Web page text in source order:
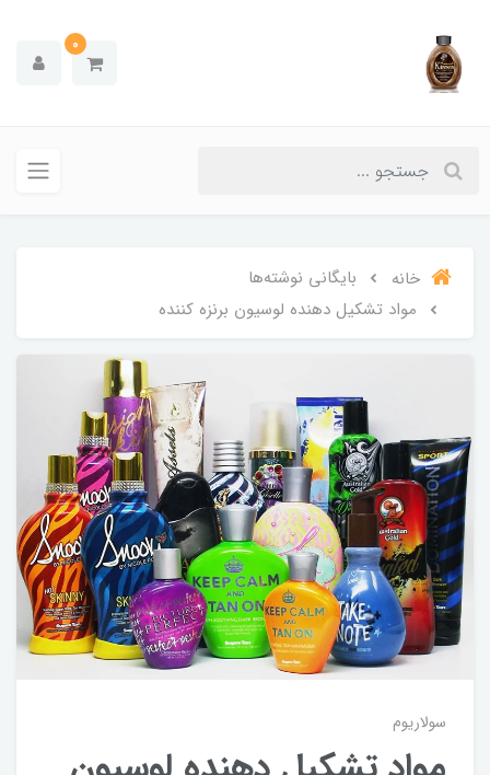
0
خانه
بایگانی نوشته‌ها
مواد تشکیل دهنده لوسیون برنزه کننده
سولاریوم